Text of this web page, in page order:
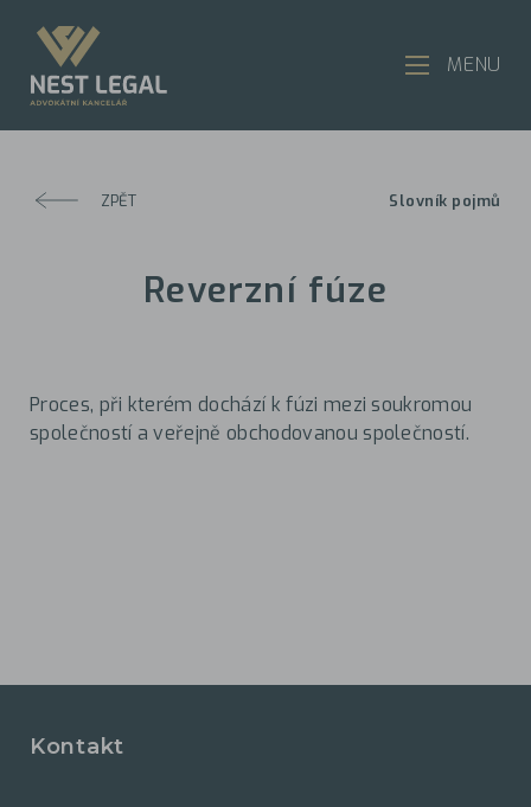
ZPĚT Slovník pojmů
Reverzní fúze
Proces, při kterém dochází k fúzi mezi soukromou
společností a veřejně obchodovanou společností.
Kontakt
MENU